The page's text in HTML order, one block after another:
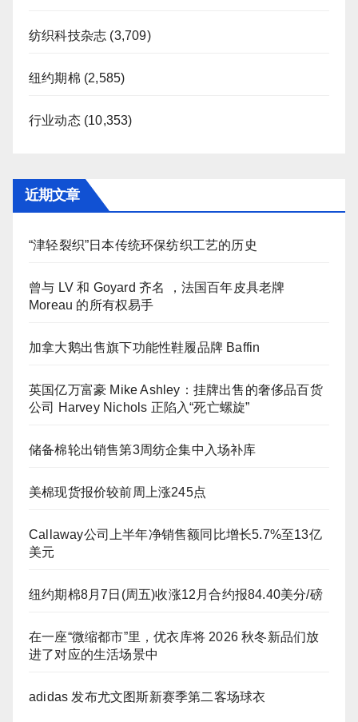
纺织科技杂志 (3,709)
纽约期棉 (2,585)
行业动态(10,353)
近期文章
“津轻裂织”日本传统环保纺织工艺的历史
曾与 LV 和 Goyard 齐名 ，法国百年皮具老牌
Moreau 的所有权易手
加拿大鹅出售旗下功能性鞋履品牌 Baffin
英国亿万富豪 Mike Ashley：挂牌出售的奢侈品百货
公司 Harvey Nichols 正陷入“死亡螺旋”
储备棉轮出销售第3周纺企集中入场补库
美棉现货报价较前周上涨245点
Callaway公司上半年净销售额同比增长5.7%至13亿
美元
纽约期棉8月7日(周五)收涨12月合约报84.40美分/磅
在一座“微缩都市”里，优衣库将 2026 秋冬新品们放
进了对应的生活场景中
adidas 发布尤文图斯新赛季第二客场球衣